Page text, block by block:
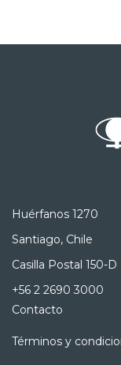
Huérfanos 1270
Santiago, Chile
Casilla Postal 150-D
+56 2 2690 3000
Contacto
Términos y